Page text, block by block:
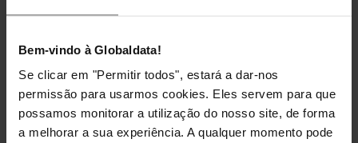
Bem-vindo à Globaldata!
Se clicar em "Permitir todos", estará a dar-nos
permissão para usarmos cookies. Eles servem para que
possamos monitorar a utilização do nosso site, de forma
a melhorar a sua experiência. A qualquer momento pode
Especificações de Energia
Tensão Nominal 12 V